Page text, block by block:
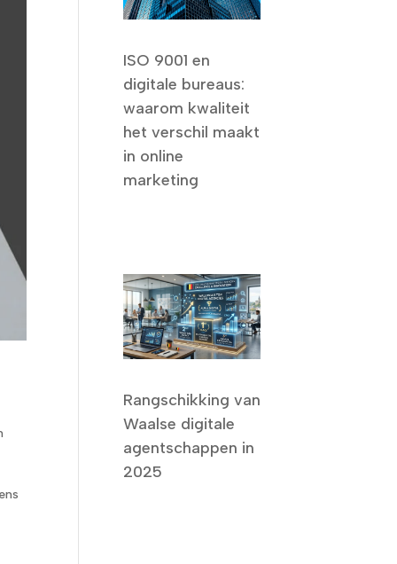
ISO 9001 en
digitale bureaus:
waarom kwaliteit
het verschil maakt
in online
marketing
Rangschikking van
Waalse digitale
agentschappen in
2025